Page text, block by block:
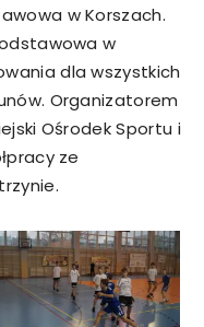
w Korszach.
w
dla wszystkich
Organizatorem
Ośrodek Sportu i
ze